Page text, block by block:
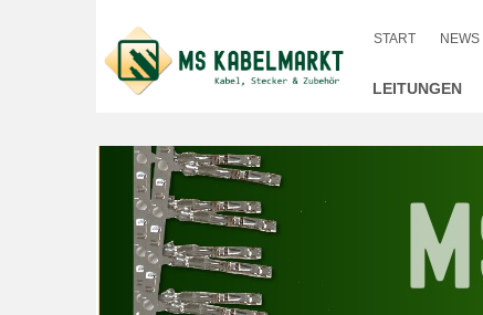
START NEWS
LEITUNGEN